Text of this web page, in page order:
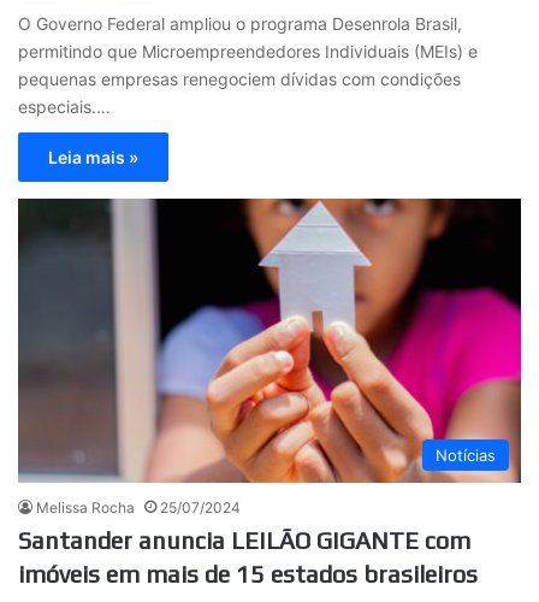
O Governo Federal ampliou o programa Desenrola Brasil,
permitindo que Microempreendedores Individuais (MEIs) e
pequenas empresas renegociem dívidas com condições
especiais.…
Leia mais »
Notícias
Melissa Rocha 25/07/2024
Santander anuncia LEILÃO GIGANTE com
imóveis em mais de 15 estados brasileiros